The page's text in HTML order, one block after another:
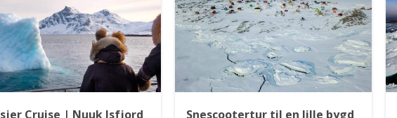
Cruise | Nuuk Isfjord Snescootertur til en lille bygd